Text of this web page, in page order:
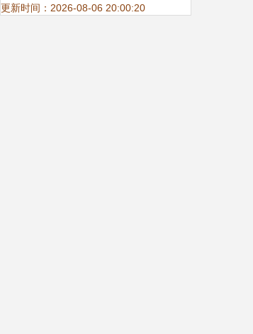
更新时间：2026-08-06 20:00:20